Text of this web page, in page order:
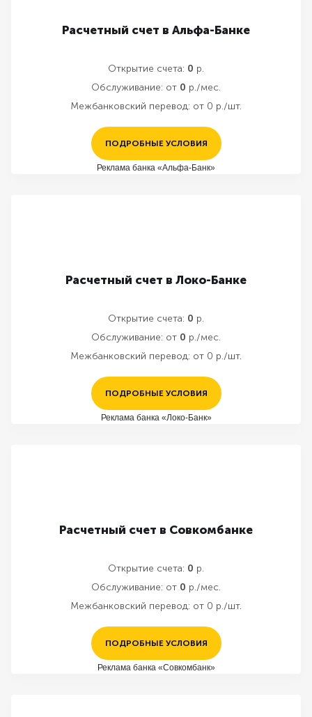
Расчетный счет в Альфа-Банке
Открытие счета: 0 р.
Обслуживание: от 0 р./мес.
Межбанковский перевод: от 0 р./шт.
ПОДРОБНЫЕ УСЛОВИЯ
Реклама банка «Альфа-Банк»
Расчетный счет в Локо-Банке
Открытие счета: 0 р.
Обслуживание: от 0 р./мес.
Межбанковский перевод: от 0 р./шт.
ПОДРОБНЫЕ УСЛОВИЯ
Реклама банка «Локо-Банк»
Расчетный счет в Совкомбанке
Открытие счета: 0 р.
Обслуживание: от 0 р./мес.
Межбанковский перевод: от 0 р./шт.
ПОДРОБНЫЕ УСЛОВИЯ
Реклама банка «Совкомбанк»